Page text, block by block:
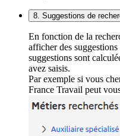
8. Suggestions de
En fonction de la
afficher des
suggestions sont
avez saisis.
Par exemple si vous
France Travail peut